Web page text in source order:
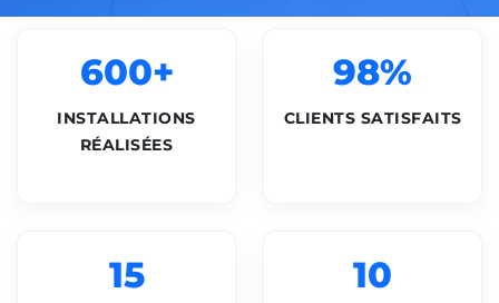
600+
INSTALLATIONS
RÉALISÉES
98%
CLIENTS SATISFAITS
15 10